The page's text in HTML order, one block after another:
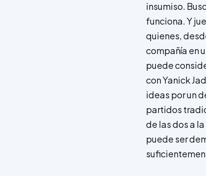
insumiso.
funciona. Y
quienes,
compañía en
puede
con Yanick
ideas por un
partidos
de las dos a
puede ser